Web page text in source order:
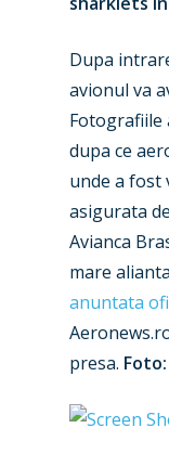
Dupa
avionul va
Fotografiile
dupa ce
unde a fost
asigurata
Avianca
mare
anuntata
presa. Foto: